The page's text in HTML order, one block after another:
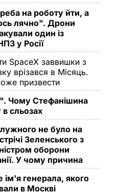
на роботу йти, а
лячно". Дрони
один із
у Росії
SpaceX заввишки з
врізався в Місяць.
призвести
Чому Стефанішина
в сльозах
не було на
Зеленського з
оборони
У чому причина
ім'я генерала, якого
в Москві